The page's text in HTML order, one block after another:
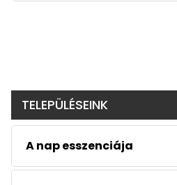
TELEPÜLÉSEINK
A nap esszenciája